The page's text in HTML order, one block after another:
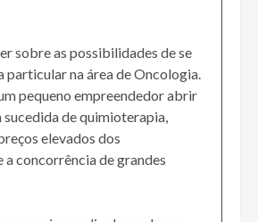
sobre as possibilidades de se
particular na área de Oncologia.
pequeno empreendedor abrir
sucedida de quimioterapia,
elevados dos
a concorrência de grandes